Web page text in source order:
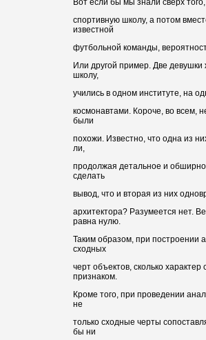
спортивную школу, а потом
известной
футбольной команды,
Или другой пример. Две
школу,
учились в одном институте, на
космонавтами. Короче, во всем,
были
похожи. Известно, что одна из
ли,
продолжая детальное и
сделать
вывод, что и вторая из них
архитектора? Разумеется нет.
равна нулю.
Таким образом, при построении
сходных
черт объектов, сколько
признаком.
Кроме того, при проведении
не
только сходные черты
бы ни